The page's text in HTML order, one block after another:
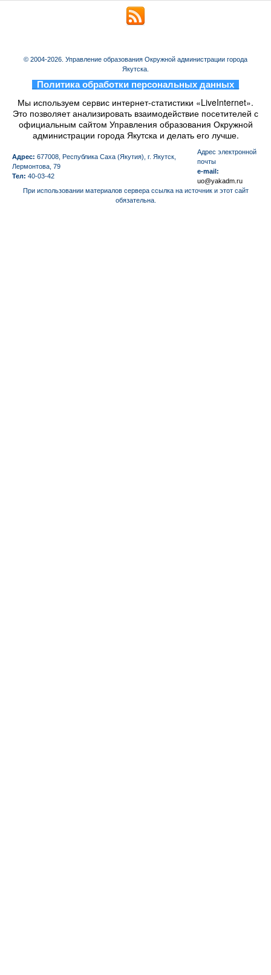
© 2004-2026. Управление образования Окружной администрации города
Якутска.
Политика обработки персональных данных
Мы используем сервис интернет-статистики «LiveInternet».
Это позволяет анализировать взаимодействие посетителей с
официальным сайтом Управления образования Окружной
администрации города Якутска и делать его лучше.
Адрес: 677008, Республика Саха (Якутия), г. Якутск,
Лермонтова, 79
Тел: 40-03-42
Aдрес электронной
почты
e-mail:
uo@yakadm.ru
При использовании материалов сервера ссылка на источник и этот сайт
обязательна.